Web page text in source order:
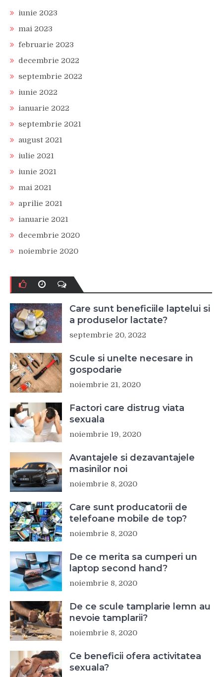
iunie 2023
mai 2023
februarie 2023
decembrie 2022
septembrie 2022
iunie 2022
ianuarie 2022
septembrie 2021
august 2021
iulie 2021
iunie 2021
mai 2021
aprilie 2021
ianuarie 2021
decembrie 2020
noiembrie 2020
Care sunt beneficiile laptelui si
a produselor lactate?
septembrie 20, 2022
Scule si unelte necesare in
gospodarie
noiembrie 21, 2020
Factori care distrug viata
sexuala
noiembrie 19, 2020
Avantajele si dezavantajele
masinilor noi
noiembrie 8, 2020
Care sunt producatorii de
telefoane mobile de top?
noiembrie 8, 2020
De ce merita sa cumperi un
laptop second hand?
noiembrie 8, 2020
De ce scule tamplarie lemn au
nevoie tamplarii?
noiembrie 8, 2020
Ce beneficii ofera activitatea
sexuala?